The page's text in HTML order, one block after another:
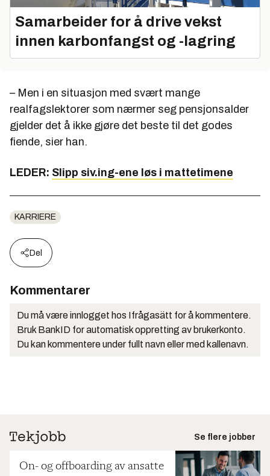
Samarbeider for å drive vekst
innen karbonfangst og -lagring
– Men i en situasjon med svært mange
realfagslektorer som nærmer seg pensjonsalder
gjelder det å ikke gjøre det beste til det godes
fiende, sier han.
LEDER: Slipp siv.ing-ene løs i mattetimene
KARRIERE
Del
Kommentarer
Du må være innlogget hos Ifrågasätt for å kommentere.
Bruk BankID for automatisk oppretting av brukerkonto.
Du kan kommentere under fullt navn eller med kallenavn.
Se flere jobber
On- og offboarding av ansatte